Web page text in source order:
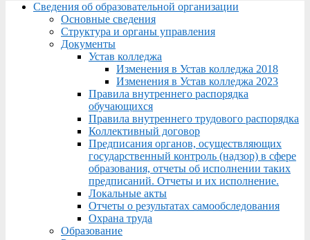
Menu
Сведения об образовательной организации
Основные сведения
Структура и органы управления
Документы
Устав колледжа
Изменения в Устав колледжа 2018
Изменения в Устав колледжа 2023
Правила внутреннего распорядка
обучающихся
Правила внутреннего трудового распорядка
Коллективный договор
Предписания органов, осуществляющих
государственный контроль (надзор) в сфере
образования, отчеты об исполнении таких
предписаний. Отчеты и их исполнение.
Локальные акты
Отчеты о результатах самообследования
Охрана труда
Образование